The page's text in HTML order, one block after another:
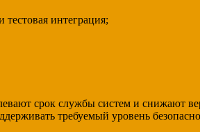
интеграция;
срок службы систем и снижают
требуемый уровень